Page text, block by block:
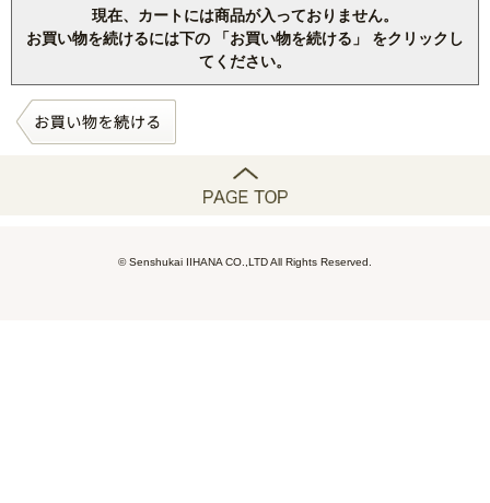
現在、カートには商品が入っておりません。
お買い物を続けるには下の 「お買い物を続ける」 をクリックし
てください。
© Senshukai IIHANA CO.,LTD All Rights Reserved.